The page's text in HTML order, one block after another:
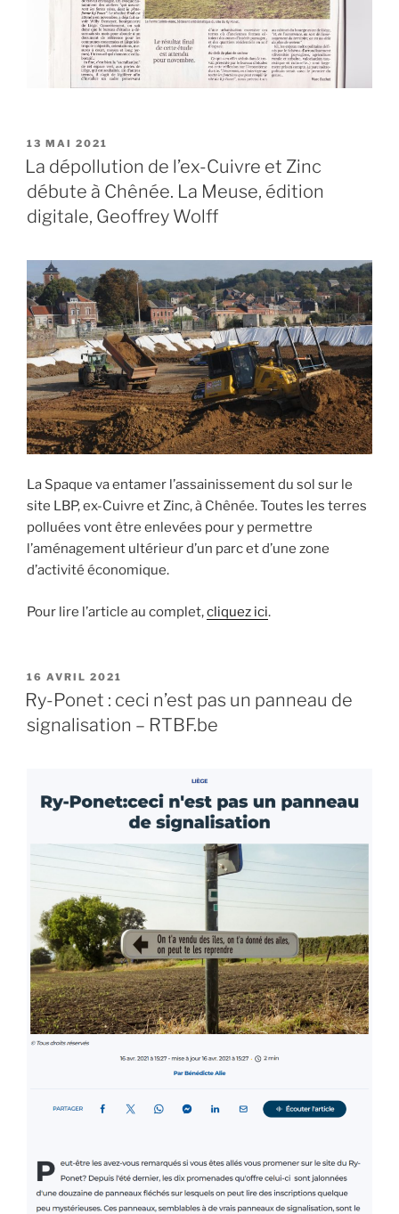
PUBLIÉ
LE
13 MAI 2021
La dépollution de l’ex-Cuivre et Zinc
débute à Chênée. La Meuse, édition
digitale, Geoffrey Wolff
La Spaque va entamer l’assainissement du sol sur le
site LBP, ex-Cuivre et Zinc, à Chênée. Toutes les terres
polluées vont être enlevées pour y permettre
l’aménagement ultérieur d’un parc et d’une zone
d’activité économique.
Pour lire l’article au complet,cliquez ici.
PUBLIÉ
LE
16 AVRIL 2021
Ry-Ponet : ceci n’est pas un panneau de
signalisation – RTBF.be